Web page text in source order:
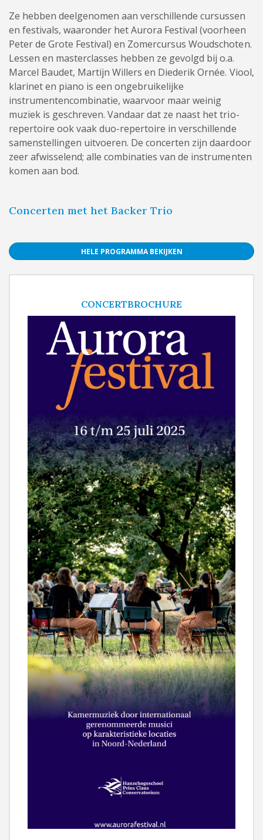
Ze hebben deelgenomen aan verschillende cursussen
en festivals, waaronder het Aurora Festival (voorheen
Peter de Grote Festival) en Zomercursus Woudschoten.
Lessen en masterclasses hebben ze gevolgd bij o.a.
Marcel Baudet, Martijn Willers en Diederik Ornée. Viool,
klarinet en piano is een ongebruikelijke
instrumentencombinatie, waarvoor maar weinig
muziek is geschreven. Vandaar dat ze naast het trio-
repertoire ook vaak duo-repertoire in verschillende
samenstellingen uitvoeren. De concerten zijn daardoor
zeer afwisselend; alle combinaties van de instrumenten
komen aan bod.
Concerten met het Backer Trio
HELE PROGRAMMA BEKIJKEN
CONCERTBROCHURE